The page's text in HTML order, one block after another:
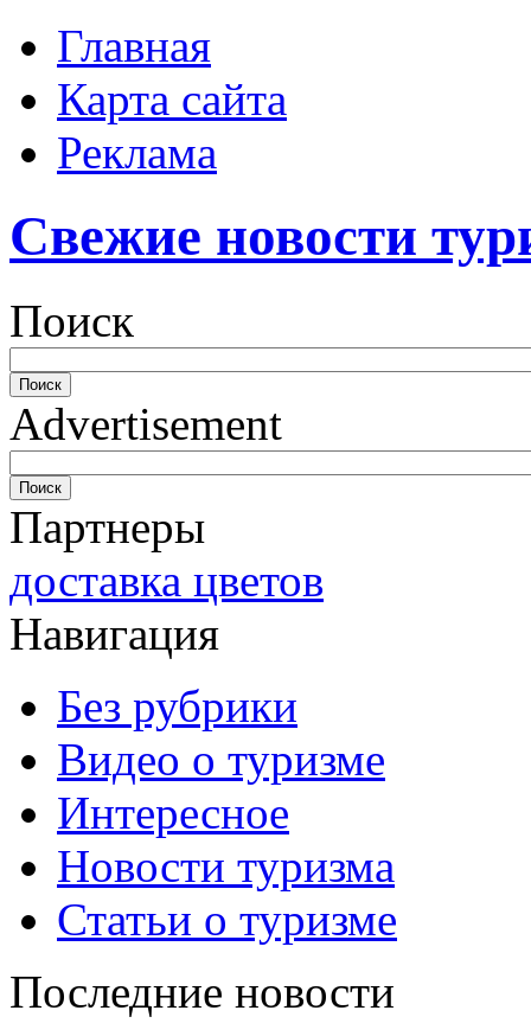
Главная
Карта сайта
Реклама
Свежие новости
Поиск
Advertisement
Партнеры
доставка цветов
Навигация
Без рубрики
Видео о туризме
Интересное
Новости туризма
Статьи о туризме
Последние новости